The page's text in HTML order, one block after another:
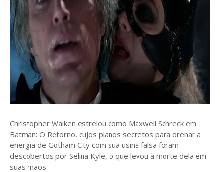
Christopher Walken estrelou como Maxwell Schreck em
Batman: O Retorno, cujos planos secretos para drenar a
energia de Gotham City com sua usina falsa foram
descobertos por Selina Kyle, o que levou à morte dela em
suas mãos.